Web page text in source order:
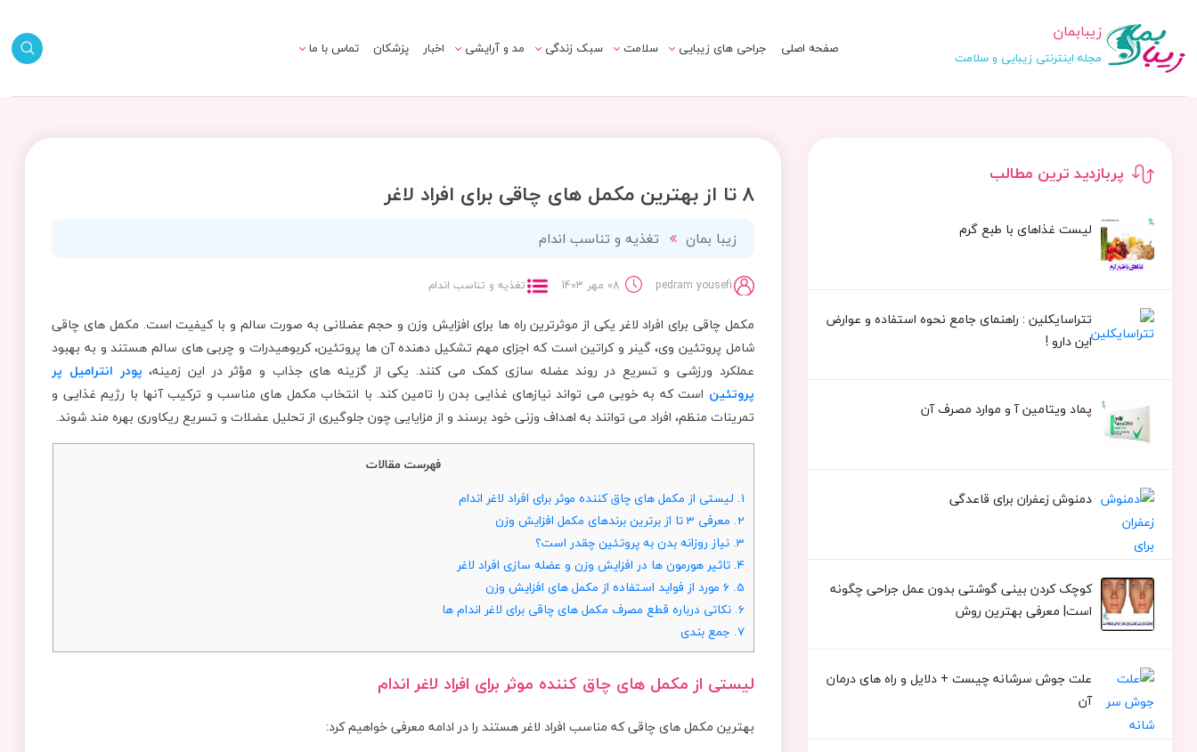
زیبابمان
مجله اینترنتی زیبایی و سلامت صفحه اصلی جراحی های زیبایی سلامت سبک زندگی مد و آرایشی اخبار پزشکان تماس با ما
پربازدید ترین مطالب
لیست غذاهای با طبع گرم
تتراسایکلین : راهنمای جامع نحوه استفاده و عوارض
این دارو !
پماد ویتامین آ و موارد مصرف آن
دمنوش زعفران برای قاعدگی
کوچک کردن بینی گوشتی بدون عمل جراحی چگونه
است| معرفی بهترین روش
علت جوش سرشانه چیست + دلایل و راه های درمان
آن
8 تا از بهترین مکمل های چاقی برای افراد لاغر
زیبا بمان تغذیه و تناسب اندام
pedram yousefi 08 مهر 1403 تغذیه و تناسب اندام
مکمل چاقی برای افراد لاغر یکی از موثرترین راه‌ ها برای افزایش وزن و حجم عضلانی به صورت سالم و با کیفیت است. مکمل های چاقی
شامل پروتئین وی، گینر و کراتین است که اجزای مهم تشکیل دهنده آن ها پروتئین، کربوهیدرات و چربی‌ های سالم هستند و به بهبود
عملکرد ورزشی و تسریع در روند عضله ‌سازی کمک می ‌کنند. یکی از گزینه‌ های جذاب و مؤثر در این زمینه، پودر انترامیل پر
پروتئین است که به ‌خوبی می ‌تواند نیازهای غذایی بدن را تامین کند. با انتخاب مکمل ‌های مناسب و ترکیب آنها با رژیم غذایی و
تمرینات منظم، افراد می ‌توانند به اهداف وزنی خود برسند و از مزایایی چون جلوگیری از تحلیل عضلات و تسریع ریکاوری بهره‌ مند شوند.
فهرست مقالات
1. لیستی از مکمل ‌های چاق کننده موثر برای افراد لاغر اندام
2. معرفی 3 تا از برترین برندهای مکمل افزایش وزن
3. نیاز روزانه بدن به پروتئین چقدر است؟
4. تاثیر هورمون ‌ها در افزایش وزن و عضله ‌سازی افراد لاغر
5. 6 مورد از فواید استفاده از مکمل ‌های افزایش وزن
6. نکاتی درباره قطع مصرف مکمل ‌های چاقی برای لاغر اندام ها
7. جمع ‌بندی
لیستی از مکمل ‌های چاق کننده موثر برای افراد لاغر اندام
بهترین مکمل های چاقی که مناسب افراد لاغر هستند را در ادامه معرفی خواهیم کرد: